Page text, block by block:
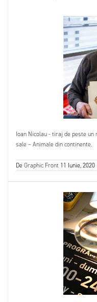
Ioan Nicolau - tiraj de peste
sale – Animale din continente.
DeGraphic Front 11 Iunie, 2020